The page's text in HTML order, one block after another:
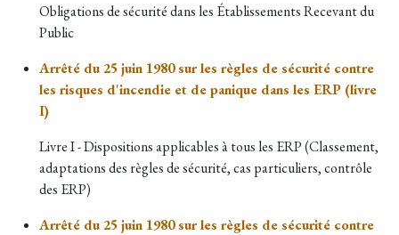
Obligations de sécurité dans les Établissements Recevant du
Public
Arrêté du 25 juin 1980 sur les règles de sécurité contre
les risques d'incendie et de panique dans les ERP (livre
I)
Livre I - Dispositions applicables à tous les ERP (Classement,
adaptations des règles de sécurité, cas particuliers, contrôle
des ERP)
Arrêté du 25 juin 1980 sur les règles de sécurité contre